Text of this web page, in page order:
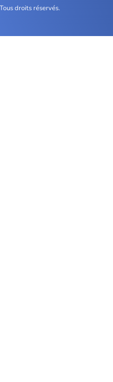
droits réservés.